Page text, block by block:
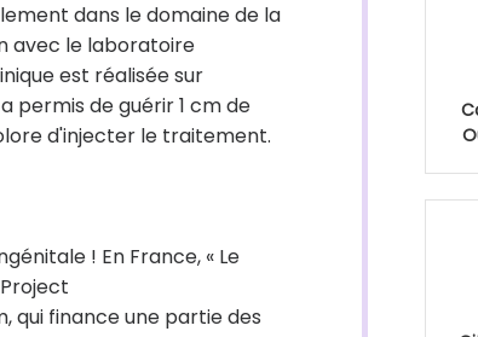
dans le domaine de la
avec le laboratoire
est réalisée sur
permis de guérir 1 cm de
d'injecter le traitement.
! En France, « Le
qui finance une partie des